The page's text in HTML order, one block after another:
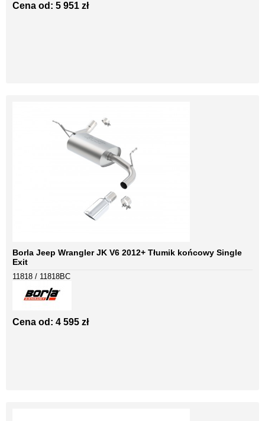
Cena od: 5 951 zł
Borla Jeep Wrangler JK V6 2012+ Tłumik końcowy Single
Exit
11818 / 11818BC
Cena od: 4 595 zł